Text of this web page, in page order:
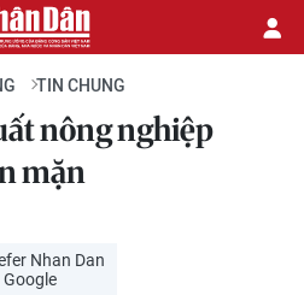
TIN CHUNG
nông nghiệp
mặn
Nhan Dan
Google